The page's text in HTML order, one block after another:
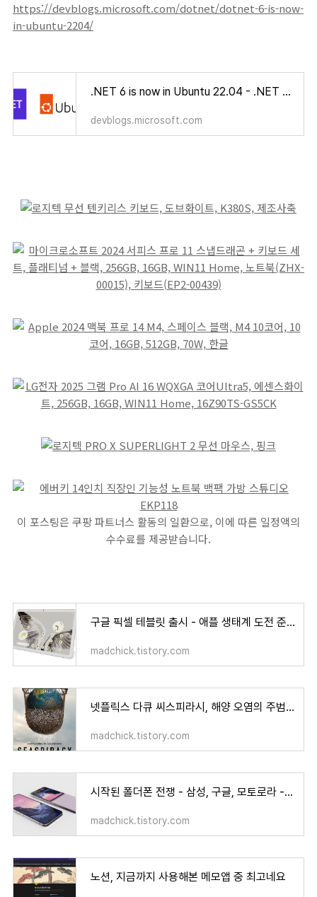
https://devblogs.microsoft.com/dotnet/dotnet-6-is-now-
in-ubuntu-2204/
.NET 6 is now in Ubuntu 22.04 - .NET Blog
devblogs.microsoft.com
이 포스팅은 쿠팡 파트너스 활동의 일환으로, 이에 따른 일정액의
수수료를 제공받습니다.
구글 픽셀 테블릿 출시 - 애플 생태계 도전 준비 착착
madchick.tistory.com
넷플릭스 다큐 씨스피라시, 해양 오염의 주범은 플라스틱이 아니라 어업?!
madchick.tistory.com
시작된 폴더폰 전쟁 - 삼성, 구글, 모토로라 - 아이폰도 참전하나?
madchick.tistory.com
노션, 지금까지 사용해본 메모앱 중 최고네요